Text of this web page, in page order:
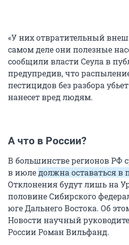
«У них отвратительный
самом деле они полезные
сообщили власти Сеула в
предупредив, что
пестицидов без разбора
нанесет вред людям.
А что в России?
В большинстве регионов РФ
в июледолжна оставаться в
Отклонения будут лишь на
половине Сибирского
юге Дальнего Востока. Об
Новости научный
России Роман Вильфанд.